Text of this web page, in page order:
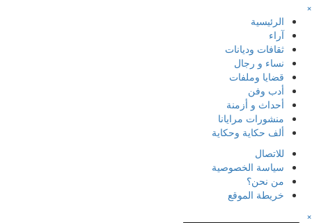
×
الرئيسية
آراء
ثقافات وديانات
نساء و رجال
قضايا وملفات
أدب وفن
أحداث و أزمنة
منشورات مرايانا
ألف حكاية وحكاية
للاتصال
سياسة الخصوصية
من نحن؟
خريطة الموقع
×